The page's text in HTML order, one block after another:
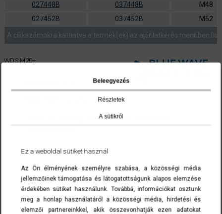
027448B
037448B
M48
027452B
037452B M52
A cikkszámokra kattintva a termék(ek) az ajánlatkérés menüben
WDS M20+
Prémium minőség elsősorban tartószerkezeti
Beleegyezés
Részletek
A sütikről
Ez a weboldal sütiket használ
Az Ön élményének személyre szabása, a közösségi média
jellemzőinek támogatása és látogatottságunk alapos elemzése
érdekében sütiket használunk. Továbbá, információkat osztunk
meg a honlap használatáról a közösségi média, hirdetési és
elemzői partnereinkkel, akik összevonhatják ezen adatokat